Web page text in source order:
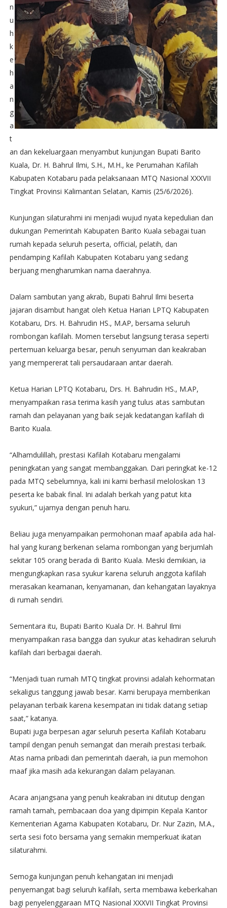
n
u
h
k
e
h
a
n
g
a
t
an dan kekeluargaan menyambut kunjungan Bupati Barito
Kuala, Dr. H. Bahrul Ilmi, S.H., M.H., ke Perumahan Kafilah
Kabupaten Kotabaru pada pelaksanaan MTQ Nasional XXXVII
Tingkat Provinsi Kalimantan Selatan, Kamis (25/6/2026).
Kunjungan silaturahmi ini menjadi wujud nyata kepedulian dan
dukungan Pemerintah Kabupaten Barito Kuala sebagai tuan
rumah kepada seluruh peserta, official, pelatih, dan
pendamping Kafilah Kabupaten Kotabaru yang sedang
berjuang mengharumkan nama daerahnya.
Dalam sambutan yang akrab, Bupati Bahrul Ilmi beserta
jajaran disambut hangat oleh Ketua Harian LPTQ Kabupaten
Kotabaru, Drs. H. Bahrudin HS., M.AP, bersama seluruh
rombongan kafilah. Momen tersebut langsung terasa seperti
pertemuan keluarga besar, penuh senyuman dan keakraban
yang mempererat tali persaudaraan antar daerah.
Ketua Harian LPTQ Kotabaru, Drs. H. Bahrudin HS., M.AP,
menyampaikan rasa terima kasih yang tulus atas sambutan
ramah dan pelayanan yang baik sejak kedatangan kafilah di
Barito Kuala.
“Alhamdulillah, prestasi Kafilah Kotabaru mengalami
peningkatan yang sangat membanggakan. Dari peringkat ke-12
pada MTQ sebelumnya, kali ini kami berhasil meloloskan 13
peserta ke babak final. Ini adalah berkah yang patut kita
syukuri,” ujarnya dengan penuh haru.
Beliau juga menyampaikan permohonan maaf apabila ada hal-
hal yang kurang berkenan selama rombongan yang berjumlah
sekitar 105 orang berada di Barito Kuala. Meski demikian, ia
mengungkapkan rasa syukur karena seluruh anggota kafilah
merasakan keamanan, kenyamanan, dan kehangatan layaknya
di rumah sendiri.
Sementara itu, Bupati Barito Kuala Dr. H. Bahrul Ilmi
menyampaikan rasa bangga dan syukur atas kehadiran seluruh
kafilah dari berbagai daerah.
“Menjadi tuan rumah MTQ tingkat provinsi adalah kehormatan
sekaligus tanggung jawab besar. Kami berupaya memberikan
pelayanan terbaik karena kesempatan ini tidak datang setiap
saat,” katanya.
Bupati juga berpesan agar seluruh peserta Kafilah Kotabaru
tampil dengan penuh semangat dan meraih prestasi terbaik.
Atas nama pribadi dan pemerintah daerah, ia pun memohon
maaf jika masih ada kekurangan dalam pelayanan.
Acara anjangsana yang penuh keakraban ini ditutup dengan
ramah tamah, pembacaan doa yang dipimpin Kepala Kantor
Kementerian Agama Kabupaten Kotabaru, Dr. Nur Zazin, M.A.,
serta sesi foto bersama yang semakin memperkuat ikatan
silaturahmi.
Semoga kunjungan penuh kehangatan ini menjadi
penyemangat bagi seluruh kafilah, serta membawa keberkahan
bagi penyelenggaraan MTQ Nasional XXXVII Tingkat Provinsi